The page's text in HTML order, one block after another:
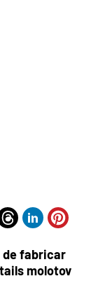
de fabricar
molotov